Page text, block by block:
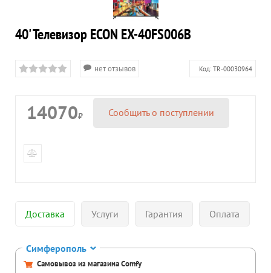
40' Телевизор ECON EX-40FS006B
нет отзывов Код: TR-00030964
14070₽ Сообщить о поступлении
Доставка Услуги Гарантия Оплата
Симферополь
Самовывоз из магазина Comfy